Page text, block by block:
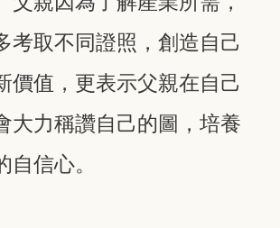
考取不同證照，創造自己
價值，更表示父親在自己
大力稱讚自己的圖，培養
自信心。